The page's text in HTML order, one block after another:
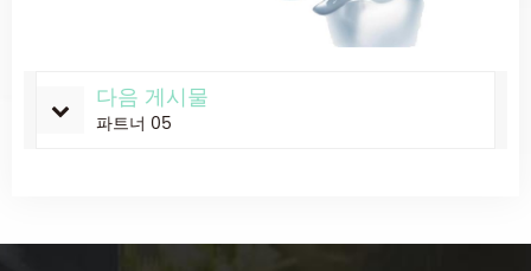
다음 게시물
파트너 05